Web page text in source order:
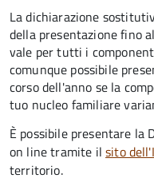
La dichiarazione
della presentazione fino
vale per tutti i
comunque possibile
corso dell'anno se la
tuo nucleo familiare
È possibile presentare la
on line tramite ilsito
territorio.